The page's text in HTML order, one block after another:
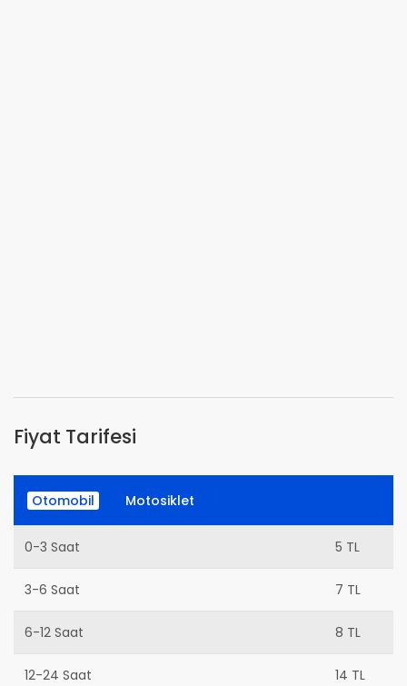
Fiyat Tarifesi
Otomobil Motosiklet
0-3 Saat 5 TL
3-6 Saat 7 TL
6-12 Saat 8 TL
12-24 Saat 14 TL